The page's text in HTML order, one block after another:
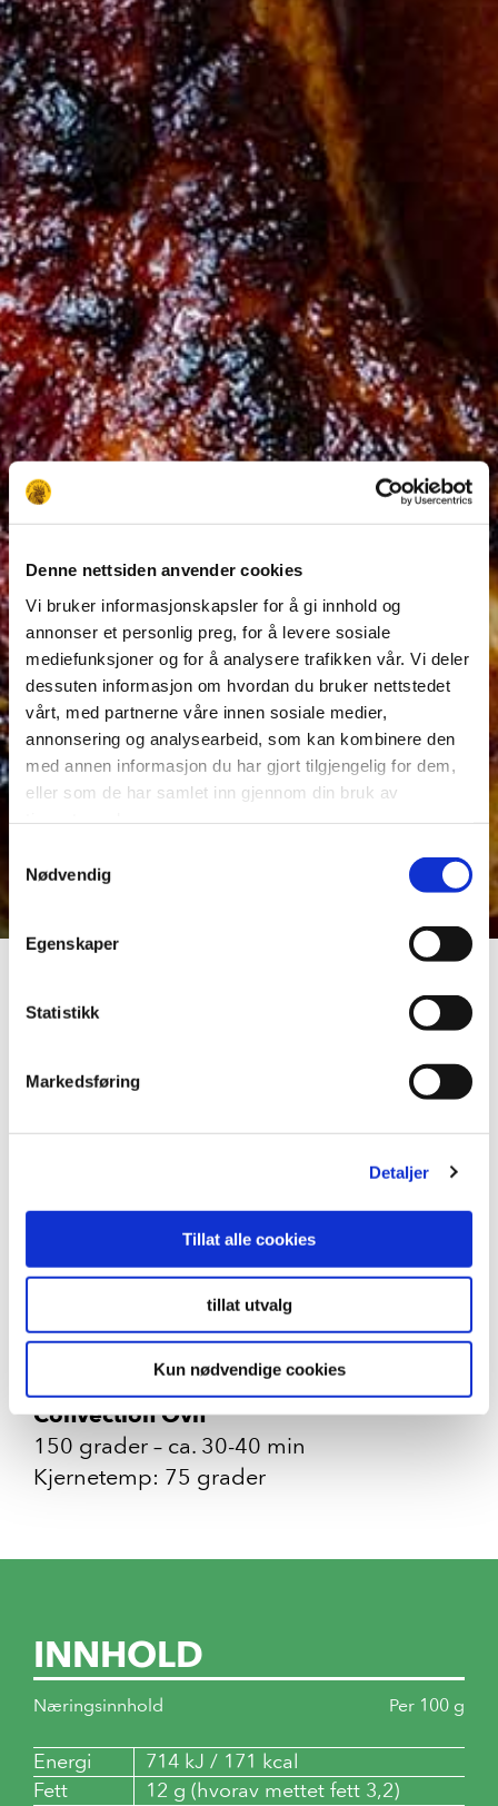
Denne nettsiden anvender cookies
Vi bruker informasjonskapsler for å gi innhold og
annonser et personlig preg, for å levere sosiale
mediefunksjoner og for å analysere trafikken vår. Vi deler
dessuten informasjon om hvordan du bruker nettstedet
vårt, med partnerne våre innen sosiale medier,
annonsering og analysearbeid, som kan kombinere den
med annen informasjon du har gjort tilgjengelig for dem,
eller som de har samlet inn gjennom din bruk av
Nødvendig
Egenskaper
Statistikk
Markedsføring
Detaljer
Tillat alle cookies
tillat utvalg
Kun nødvendige cookies
Kyllinglår BBQ
av BBQ. Grill eller stek hele i ovn.
Singelfryst
Tilberedning
Convection Ovn
150 grader – ca. 30-40 min
Kjernetemp: 75 grader
INNHOLD
Næringsinnhold Per 100 g
Energi
714 kJ / 171 kcal
Fett
12 g (hvorav mettet fett 3,2)